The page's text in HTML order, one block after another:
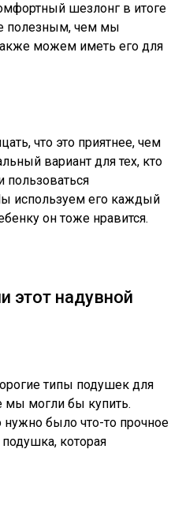
шезлонг в итоге
полезным, чем мы
можем иметь его для
что это приятнее, чем
вариант для тех, кто
пользоваться
используем его каждый
он тоже нравится.
этот надувной
типы подушек для
мы могли бы купить.
было что-то прочное
которая